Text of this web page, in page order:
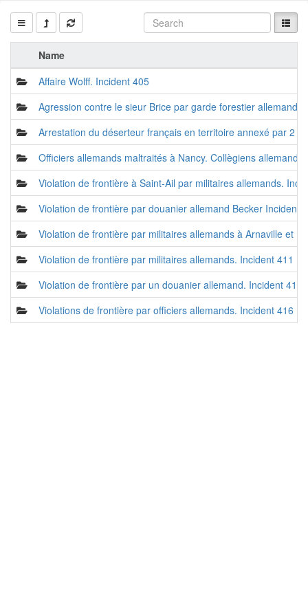
Name
Affaire Wolff. Incident 405
Agression contre le sieur Brice par garde forestier allemand
Arrestation du déserteur français en territoire annexé par 2
Officiers allemands maltraités à Nancy. Collègiens
Violation de frontière à Saint-Ail par militaires allemands.
Violation de frontière par douanier allemand Becker Incident
Violation de frontière par militaires allemands à Arnaville et
Violation de frontière par militaires allemands. Incident 411
Violation de frontière par un douanier allemand. Incident 414
Violations de frontière par officiers allemands. Incident 416